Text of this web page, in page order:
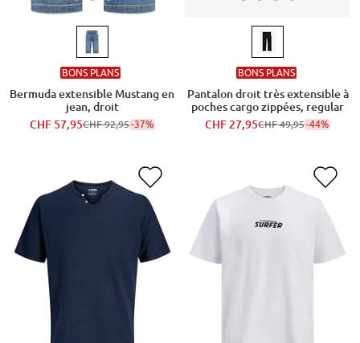
BONS PLANS
Bermuda extensible Mustang en
jean, droit
CHF 57,95CHF 92,95-37%
BONS PLANS
Pantalon droit très extensible à
poches cargo zippées, regular
CHF 27,95CHF 49,95-44%